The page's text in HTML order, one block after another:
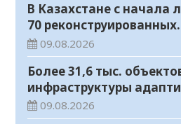
В Казахстане с начала
70 реконструированных
железнодорожных
09.08.2026
Более 31,6 тыс.
инфраструктуры
с инвалидностью
09.08.2026